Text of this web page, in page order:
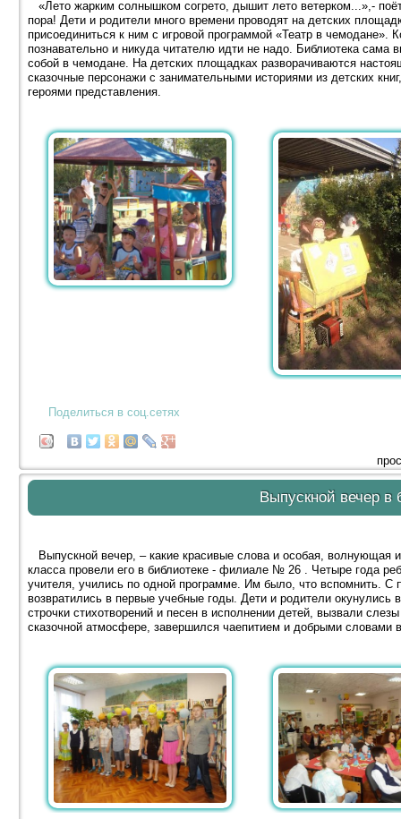
«Лето жарким солнышком согрето, дышит лето ветерком...»,-
пора! Дети и родители много времени проводят на детских
присоединиться к ним с игровой программой «Театр в чемодане».
познавательно и никуда читателю идти не надо. Библиотека сама
собой в чемодане. На детских площадках разворачиваются
сказочные персонажи с занимательными историями из детских
героями представления.
Поделиться в соц.сетях
Выпускной вечер в
Выпускной вечер, – какие красивые слова и особая, волнующая
класса провели его в библиотеке - филиале № 26 . Четыре года
учителя, учились по одной программе. Им было, что вспомнить. С
возвратились в первые учебные годы. Дети и родители окунулись
строчки стихотворений и песен в исполнении детей, вызвали
сказочной атмосфере, завершился чаепитием и добрыми словами